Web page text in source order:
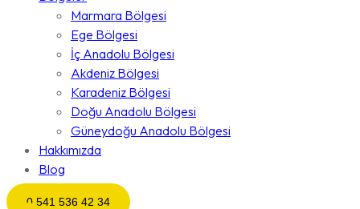
Marmara Bölgesi
Ege Bölgesi
İç Anadolu Bölgesi
Akdeniz Bölgesi
Karadeniz Bölgesi
Doğu Anadolu Bölgesi
Güneydoğu Anadolu Bölgesi
Hakkımızda
Blog
0 541 536 42 34